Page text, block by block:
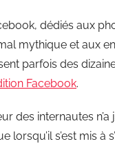
dédiés aux
mythique et aux
parfois des
Facebook.
des internautes
lorsqu’il s’est mis à